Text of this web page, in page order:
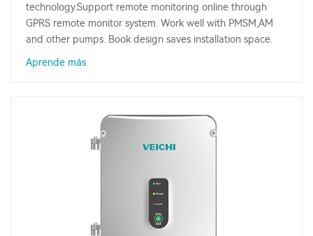
technology.Support remote monitoring online through
GPRS remote monitor system. Work well with PMSM,AM
and other pumps. Book design saves installation space.
Aprende más